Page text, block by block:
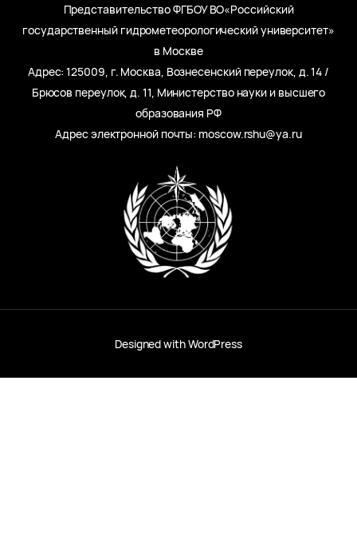
Представительство ФГБОУ ВО«Российский
государственный гидрометеорологический университет»
в Москве
Адрес: 125009, г. Москва, Вознесенский переулок, д. 14 /
Брюсов переулок, д. 11, Министерство науки и высшего
образования РФ
Адрес электронной почты: moscow.rshu@ya.ru
Designed withWordPress